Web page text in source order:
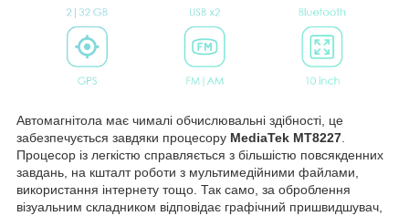
Автомагнітола має чималі обчислювальні здібності, це
забезпечується завдяки процесору MediaTek MT8227
Процесор із легкістю справляється з більшістю повсякденних
завдань, на кшталт роботи з мультимедійними файлами,
використання інтернету тощо. Так само, за оброблення
візуальним складником відповідає графічний пришвидшувач,